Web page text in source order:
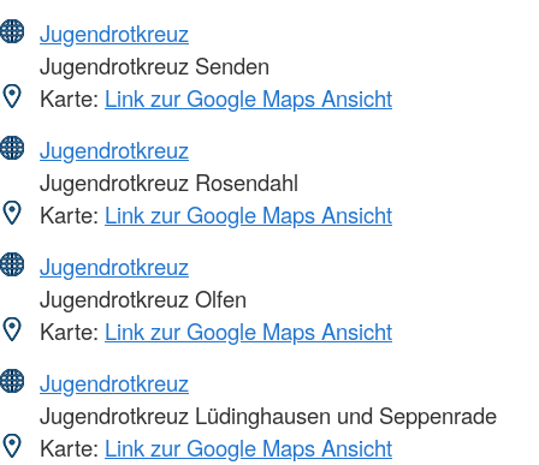
Jugendrotkreuz
Jugendrotkreuz Senden
Karte: Link zur Google Maps Ansicht
Jugendrotkreuz
Jugendrotkreuz Rosendahl
Karte: Link zur Google Maps Ansicht
Jugendrotkreuz
Jugendrotkreuz Olfen
Karte: Link zur Google Maps Ansicht
Jugendrotkreuz
Jugendrotkreuz Lüdinghausen und Seppenrade
Karte: Link zur Google Maps Ansicht